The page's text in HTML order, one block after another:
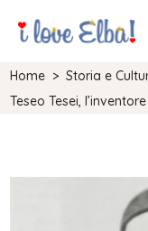
Home >Storia e
Teseo Tesei,